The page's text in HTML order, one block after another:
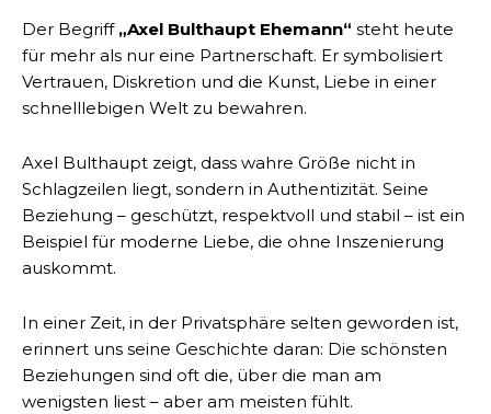
Der Begriff „Axel Bulthaupt Ehemann“ steht heute
für mehr als nur eine Partnerschaft. Er symbolisiert
Vertrauen, Diskretion und die Kunst, Liebe in einer
schnelllebigen Welt zu bewahren.
Axel Bulthaupt zeigt, dass wahre Größe nicht in
Schlagzeilen liegt, sondern in Authentizität. Seine
Beziehung – geschützt, respektvoll und stabil – ist ein
Beispiel für moderne Liebe, die ohne Inszenierung
auskommt.
In einer Zeit, in der Privatsphäre selten geworden ist,
erinnert uns seine Geschichte daran: Die schönsten
Beziehungen sind oft die, über die man am
wenigsten liest – aber am meisten fühlt.